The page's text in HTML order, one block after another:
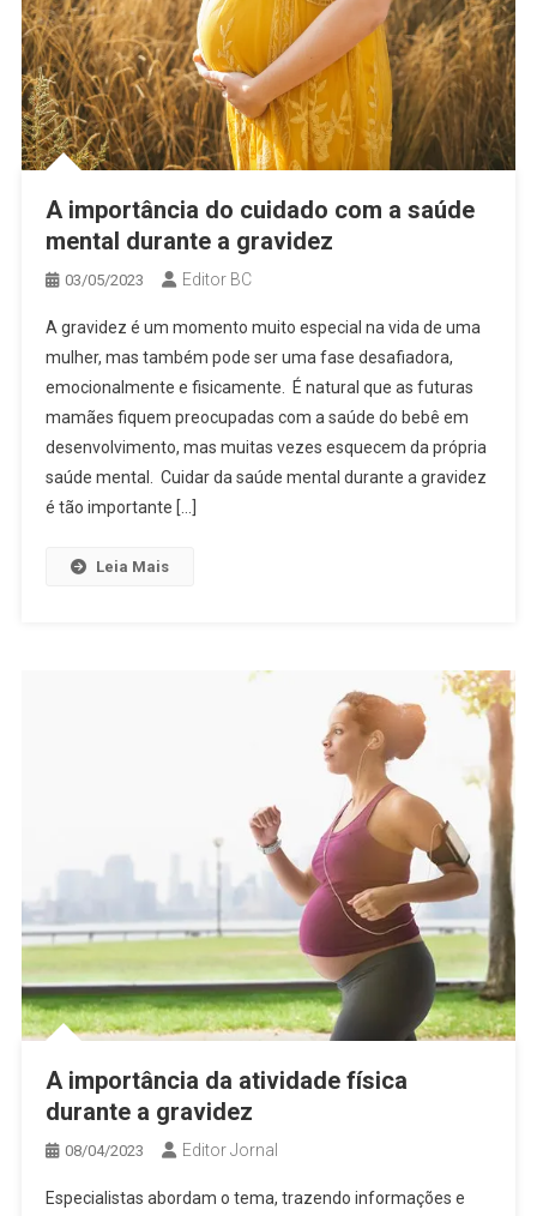
A importância do cuidado com a saúde
mental durante a gravidez
03/05/2023 Editor BC
A gravidez é um momento muito especial na vida de uma
mulher, mas também pode ser uma fase desafiadora,
emocionalmente e fisicamente. É natural que as futuras
mamães fiquem preocupadas com a saúde do bebê em
desenvolvimento, mas muitas vezes esquecem da própria
saúde mental. Cuidar da saúde mental durante a gravidez
é tão importante […]
Leia Mais
A importância da atividade física
durante a gravidez
08/04/2023 Editor Jornal
Especialistas abordam o tema, trazendo informações e